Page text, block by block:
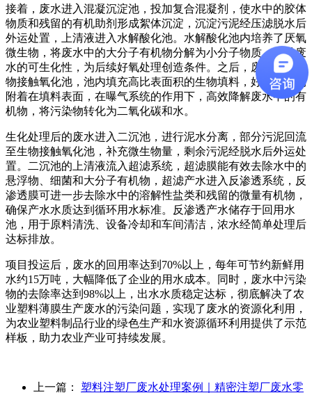
接着，废水进入混凝沉淀池，投加复合混凝剂，使水中的胶体
物质和残留的有机助剂形成絮体沉淀，沉淀污泥经压滤脱水后
外运处置，上清液进入水解酸化池。水解酸化池内培养了厌氧
微生物，将废水中的大分子有机物分解为小分子物质，提升废
水的可生化性，为后续好氧处理创造条件。之后，废水进入生
物接触氧化池，池内填充高比表面积的生物填料，好氧微生物
附着在填料表面，在曝气系统的作用下，高效降解废水中的有
机物，将污染物转化为二氧化碳和水。
生化处理后的废水进入二沉池，进行泥水分离，部分污泥回流
至生物接触氧化池，补充微生物量，剩余污泥经脱水后外运处
置。二沉池的上清液流入超滤系统，超滤膜能有效去除水中的
悬浮物、细菌和大分子有机物，超滤产水进入反渗透系统，反
渗透膜可进一步去除水中的溶解性盐类和残留的微量有机物，
确保产水水质达到循环用水标准。反渗透产水储存于回用水
池，用于原料清洗、设备冷却和车间清洁，浓水经简单处理后
达标排放。
项目投运后，废水的回用率达到70%以上，每年可节约新鲜用
水约15万吨，大幅降低了企业的用水成本。同时，废水中污染
物的去除率达到98%以上，出水水质稳定达标，彻底解决了农
业塑料薄膜生产废水的污染问题，实现了废水的资源化利用，
为农业塑料制品行业的绿色生产和水资源循环利用提供了示范
样板，助力农业产业可持续发展。
上一篇： 塑料注塑厂废水处理案例｜精密注塑厂废水零